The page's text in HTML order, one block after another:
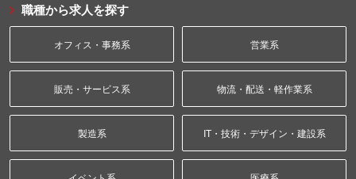
職種から求人を探す
オフィス・事務系 営業系
販売・サービス系 物流・配送・軽作業系
製造系 IT・技術・デザイン・建設系